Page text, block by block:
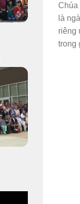
Chúa
là
riêng
trong